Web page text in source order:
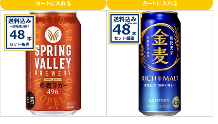
カートに入れる カートに入れる